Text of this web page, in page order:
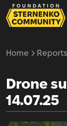
Home Reports
Drone
14.07.25